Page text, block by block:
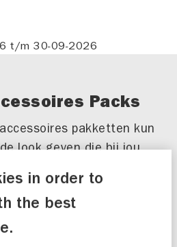
t/m 30-09-2026
Packs
pakketten kun
look geven die bij jou
krijg je nu tijdelijk 10%
pakketten!
samengesteld voor jouw
in order to
the best